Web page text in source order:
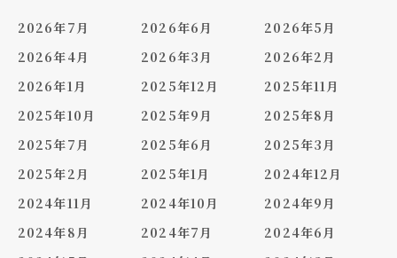
2026年7月 2026年6月
2026年5月
2026年4月
2026年3月
2026年2月
2026年1月
2025年12月
2025年11月
2025年10月
2025年9月
2025年8月
2025年7月
2025年6月
2025年3月
2025年2月
2025年1月
2024年12月
2024年11月
2024年10月
2024年9月
2024年8月
2024年7月
2024年6月